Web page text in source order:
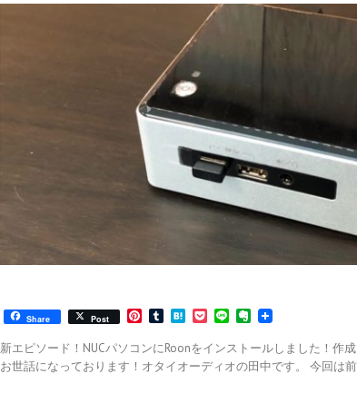
Share Post
P
n
t
e
T
m
l
H
t
P
c
k
L
n
e
E
e
r
n
新エピソード！NUCパソコンにRoonをインストールしました！
お世話になっております！オタイオーディオの田中です。 今回は